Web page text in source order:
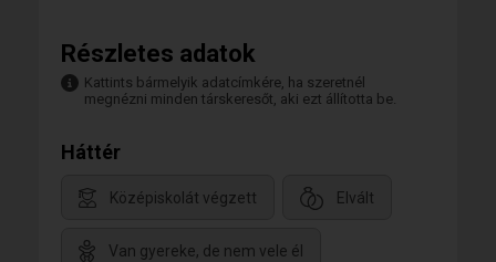
Részletes adatok
Kattints bármelyik adatcímkére, ha szeretnél
megnézni minden társkeresőt, aki ezt állította be.
Háttér
Középiskolát végzett Elvált
Van gyereke, de nem vele él